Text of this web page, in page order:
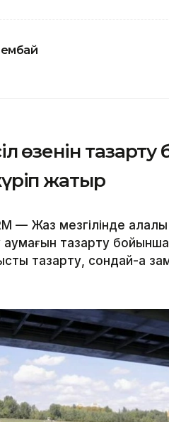
өзенін
жатыр
— Жаз мезгілінде
тазарту
тазарту, сондай-ақ